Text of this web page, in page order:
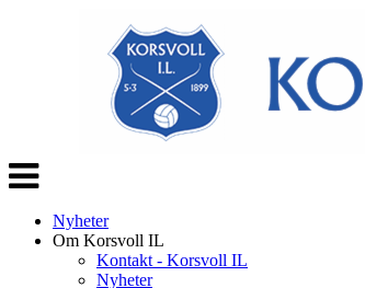
Veksle
navigasjon
Nyheter
Om Korsvoll IL
Kontakt - Korsvoll IL
Nyheter